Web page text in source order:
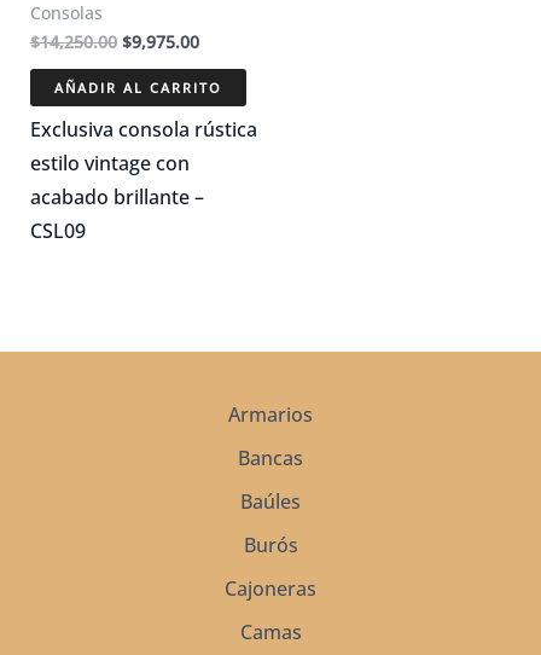
Consolas
$14,250.00 El
original
era:
$14,250.00.
$9,975.00El
actual
es:
$9,975.00.
AÑADIR AL CARRITO
Exclusiva consola rústica
estilo vintage con
acabado brillante –
CSL09
Armarios
Bancas
Baúles
Burós
Cajoneras
Camas